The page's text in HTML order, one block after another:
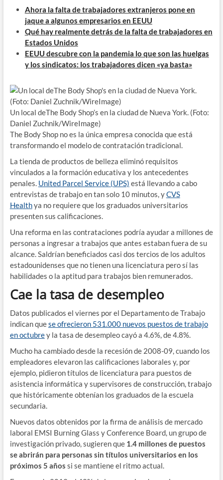
Ahora la falta de trabajadores extranjeros pone en
jaque a algunos empresarios en EEUU
Qué hay realmente detrás de la falta de trabajadores en
Estados Unidos
EEUU descubre con la pandemia lo que son las huelgas
y los sindicatos: los trabajadores dicen «ya basta»
Un local deThe Body Shop’s en la ciudad de Nueva York. (Foto:
Daniel Zuchnik/WireImage)
The Body Shop no es la única empresa conocida que está
transformando el modelo de contratación tradicional.
La tienda de productos de belleza eliminó requisitos
vinculados a la formación educativa y los antecedentes
penales. United Parcel Service (UPS) está llevando a cabo
entrevistas de trabajo en tan solo 10 minutos, yCVS
Healthya no requiere que los graduados universitarios
presenten sus calificaciones.
Una reforma en las contrataciones podría ayudar a millones de
personas a ingresar a trabajos que antes estaban fuera de su
alcance. Saldrían beneficiados casi dos tercios de los adultos
estadounidenses que no tienen una licenciatura pero sí las
habilidades o la aptitud para trabajos bien remunerados.
Cae la tasa de desempleo
Datos publicados el viernes por el Departamento de Trabajo
indican quese ofrecieron 531.000 nuevos puestos de trabajo
en octubrey la tasa de desempleo cayó a 4.6%, de 4.8%.
Mucho ha cambiado desde la recesión de 2008-09, cuando los
empleadores elevaron las calificaciones laborales y, por
ejemplo, pidieron títulos de licenciatura para puestos de
asistencia informática y supervisores de construcción, trabajo
que históricamente obtenían los graduados de la escuela
secundaria.
Nuevos datos obtenidos por la firma de análisis de mercado
laboral EMSI Burning Glass y Conference Board, un grupo de
investigación privado, sugieren que1.4 millones de puestos
se abrirán para personas sin títulos universitarios en los
próximos 5 años si se mantiene el ritmo actual.